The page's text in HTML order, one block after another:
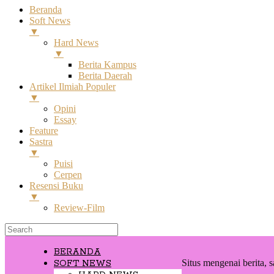
Beranda
Soft News
▼
Hard News
▼
Berita Kampus
Berita Daerah
Artikel Ilmiah Populer
▼
Opini
Essay
Feature
Sastra
▼
Puisi
Cerpen
Resensi Buku
▼
Review-Film
BERANDA
SOFT NEWS
Situs mengenai berita,